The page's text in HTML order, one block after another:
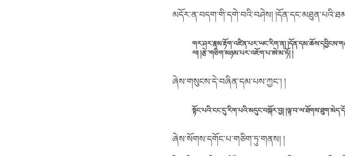
མདོར་ན་བདག་གི་དགེ་བའི་བཤེས།
གར་ཤར་རྣམ་རྟོག་འཛིན་པར་ཡང་རིག་ན།
ལ། །རྩེ་གཅིག་མཉམ་པར་འཇོག་པ་ཨེ་མ་ཧོ། །
ཞེས་གསུངས་དེ་བཞིན་དམ་པས་ཀྱང་། །
སྟོང་པའི་ངང་དུ་རིག་པའི་མདུང་བསྐོར་བྱ།
ཞེས་སོགས་དགོང་པ་གཅིག་ཏུ་གནས། །